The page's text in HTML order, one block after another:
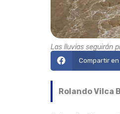
Las lluvias seguirán
Compartir
Rolando Vilca